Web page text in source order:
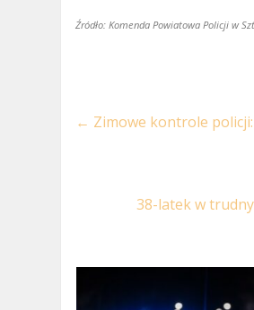
Źródło: Komenda Powiatowa Policji w
← Zimowe kontrole
38-latek w